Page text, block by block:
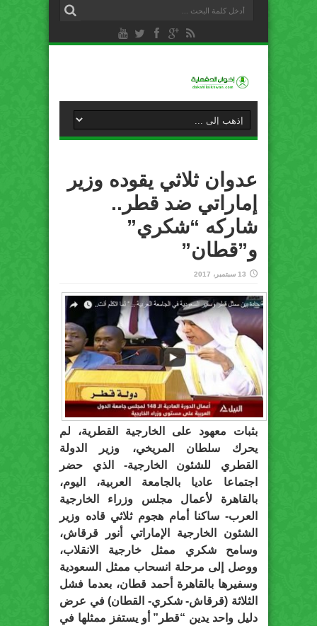
عدوان ثلاثي يقوده وزير
إماراتي ضد قطر..
شاركه “شكري”
و”قطان”
13 سبتمبر، 2017
بثبات معهود على الخارجية القطرية، لم
يحرك سلطان المريخي، وزير الدولة
القطري للشئون الخارجية- الذي حضر
اجتماعا عاديا بالجامعة العربية، اليوم،
بالقاهرة لأعمال مجلس وزراء الخارجية
العرب- ساكنا أمام هجوم ثلاثي قاده وزير
الشئون الخارجية الإماراتي أنور قرقاش،
وسامح شكري ممثل خارجية الانقلاب،
ووصل إلى مرحلة انسحاب ممثل السعودية
وسفيرها بالقاهرة أحمد قطان، بعدما فشل
الثلاثة (قرقاش- شكري- القطان) في عرض
دليل واحد يدين “قطر” أو يستفز ممثلها في